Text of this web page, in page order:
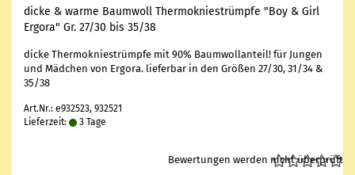
dicke & warme Baum­woll Ther­mo­knie­strümp­fe "Boy & Girl
Er­go­ra" Gr. 27/30 bis 35/38
dicke Ther­mo­knie­strümp­fe mit 90% Baum­wol­l­an­teil! für Jun­gen
und Mäd­chen von Er­go­ra. lie­fer­bar in den Grö­ßen 27/30, 31/34 &
35/38
Art.Nr.: e932523, 932521
Lieferzeit:
3 Tage
Bewertungen werden nicht überprüft